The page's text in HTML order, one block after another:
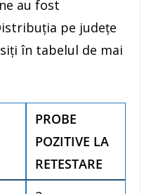
au fost
pe județe
în tabelul de mai
PROBE
POZITIVE LA
RETESTARE